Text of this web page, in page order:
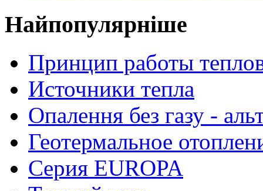
Найпопулярніше
Принцип работы
Источники тепла
Опалення без газу -
Геотермальное
Серия EUROPA